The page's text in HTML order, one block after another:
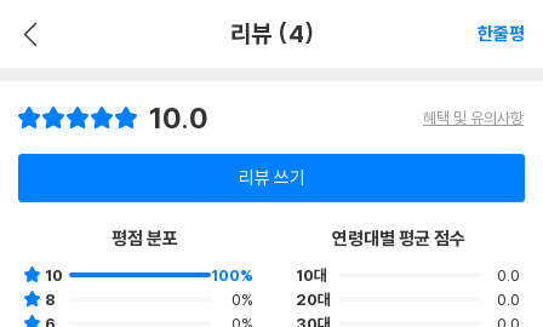
리뷰 (4) 한줄평
10.0 혜택 및 유의사항
리뷰 쓰기
평점 분포
10
100%
8
0%
연령대별 평균 점수
10대
0.0
20대
0.0